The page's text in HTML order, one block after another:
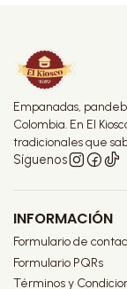
Empanadas,
Colombia. En El
tradicionales que
Síguenos
INFORMACIÓN
Formulario de
Formulario PQRs
Términos y